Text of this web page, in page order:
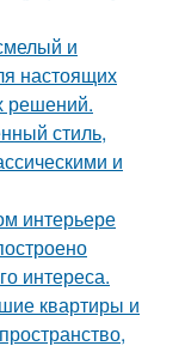
и
настоящих
решений.
стиль,
и
интерьере
интереса.
квартиры и